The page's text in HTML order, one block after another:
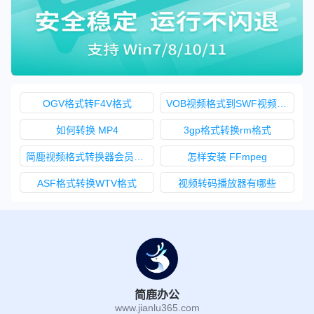
OGV格式转F4V格式
如何转换 MP4 3gp格式转换rm格式
怎样安装 FFmpeg
ASF格式转换WTV格式 视频转码播放器有哪些
简鹿办公
www.jianlu365.com